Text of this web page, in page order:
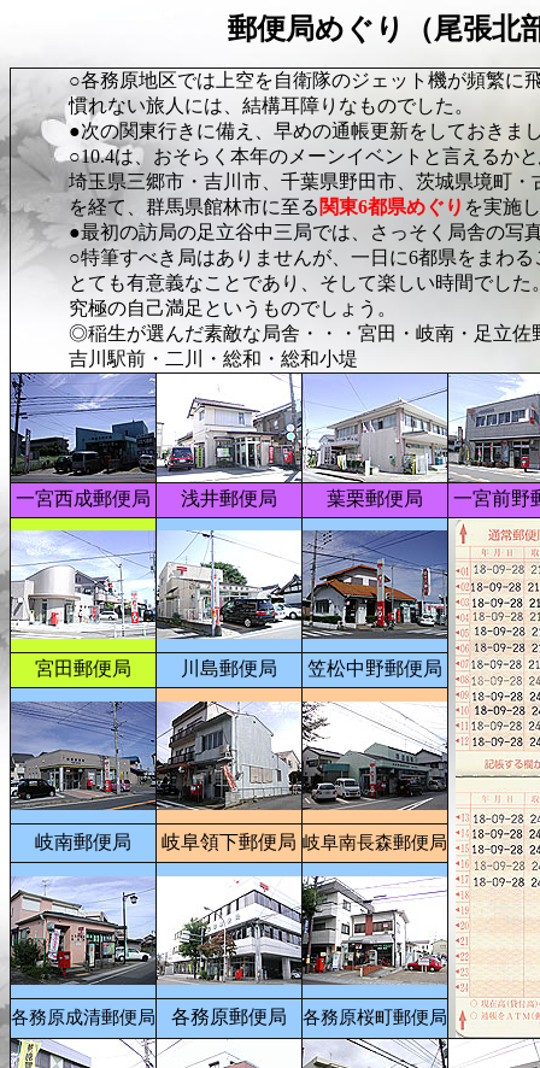
郵便局めぐり（尾張北
○各務原地区では上空を自衛隊のジェット機が頻繁に飛
慣れない旅人には、結構耳障りなものでした。
●次の関東行きに備え、早めの通帳更新をしておきま
○10.4は、おそらく本年のメーンイベントと言えるかと
埼玉県三郷市・吉川市、千葉県野田市、茨城県境町・
を経て、群馬県館林市に至る 関東6都県めぐり を実施
●最初の訪局の足立谷中三局では、さっそく局舎の写真
○特筆すべき局はありませんが、一日に6都県をまわる
とても有意義なことであり、そして楽しい時間でした
究極の自己満足というものでし
◎稲生が選んだ素敵な局舎・・・宮田・岐南・足立佐
吉川駅前・二川・総和・総和小堤
一宮西成郵便局 浅井郵便局 葉栗郵便局 一宮前野
宮田郵便局 川島郵便局 笠松中野郵便局
岐南郵便局 岐阜領下郵便局 岐阜南長森郵便局
各務原成清郵便局 各務原郵便局 各務原桜町郵便局